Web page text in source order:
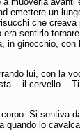
emettere un
che creava
sentirlo
in ginocchio,
lui, con la
il cervello...
Si sentiva
quando lo